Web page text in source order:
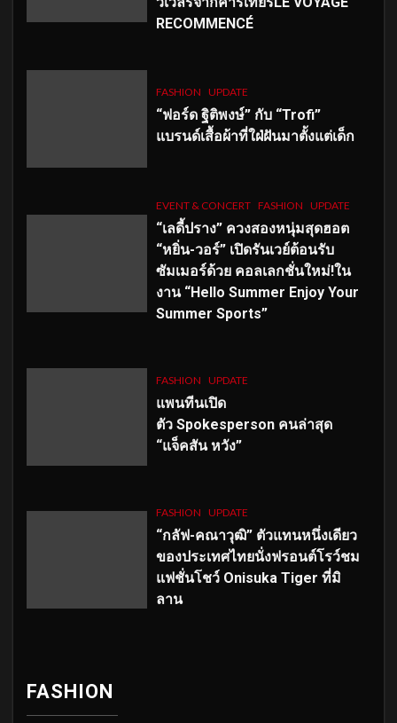
RECOMMENCÉ
FASHION UPDATE
“ฟอร์ด ฐิติพงษ์” กับ “Trofi”
แบรนด์เสื้อผ้าที่ใฝ่ฝันมาตั้งแต่เด็ก
EVENT & CONCERT FASHION UPDATE
“เลดี้ปราง” ควงสองหนุ่มสุดฮอต
“หยิ่น-วอร์” เปิดรันเวย์ต้อนรับ
ซัมเมอร์ด้วย คอลเลกชั่นใหม่!ใน
งาน “Hello Summer Enjoy Your
Summer Sports”
FASHION UPDATE
แพนทีนเปิด
ตัว Spokesperson คนล่าสุด
“แจ็คสัน หวัง”
FASHION UPDATE
“กลัฟ-คณาวุฒิ” ตัวแทนหนึ่งเดียว
ของประเทศไทยนั่งฟรอนต์โรว์ชม
แฟชั่นโชว์ Onisuka Tiger ที่มิ
ลาน
FASHION